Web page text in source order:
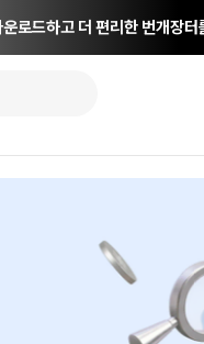
로드하고 더 편리한 번개장터